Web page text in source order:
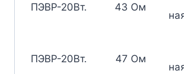
ПЭВР-20Вт. 43 Ом
ПЭВР-20Вт. 47 Ом